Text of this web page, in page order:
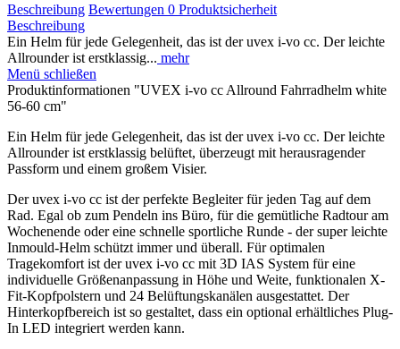
Beschreibung Bewertungen 0 Produktsicherheit
Beschreibung
Ein Helm für jede Gelegenheit, das ist der uvex i-vo cc. Der leichte
Allrounder ist erstklassig... mehr
Menü schließen
Produktinformationen "UVEX i-vo cc Allround Fahrradhelm white
56-60 cm"
Ein Helm für jede Gelegenheit, das ist der uvex i-vo cc. Der leichte
Allrounder ist erstklassig belüftet, überzeugt mit herausragender
Passform und einem großem Visier.
Der uvex i-vo cc ist der perfekte Begleiter für jeden Tag auf dem
Rad. Egal ob zum Pendeln ins Büro, für die gemütliche Radtour am
Wochenende oder eine schnelle sportliche Runde - der super leichte
Inmould-Helm schützt immer und überall. Für optimalen
Tragekomfort ist der uvex i-vo cc mit 3D IAS System für eine
individuelle Größenanpassung in Höhe und Weite, funktionalen X-
Fit-Kopfpolstern und 24 Belüftungskanälen ausgestattet. Der
Hinterkopfbereich ist so gestaltet, dass ein optional erhältliches Plug-
In LED integriert werden kann.